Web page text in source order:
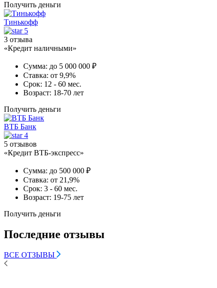
Получить деньги
Тинькофф
5
3 отзыва
«Кредит наличными»
Сумма: до 5 000 000 ₽
Ставка: от 9,9%
Срок: 12 - 60 мес.
Возраст: 18-70 лет
Получить деньги
ВТБ Банк
4
5 отзывов
«Кредит ВТБ-экспресс»
Сумма: до 500 000 ₽
Ставка: от 21,9%
Срок: 3 - 60 мес.
Возраст: 19-75 лет
Получить деньги
Последние отзывы
ВСЕ ОТЗЫВЫ